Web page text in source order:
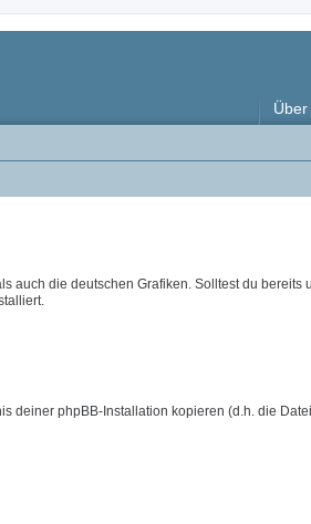
auch die deutschen Grafiken. Solltest du bereits
deiner phpBB-Installation kopieren (d.h. die